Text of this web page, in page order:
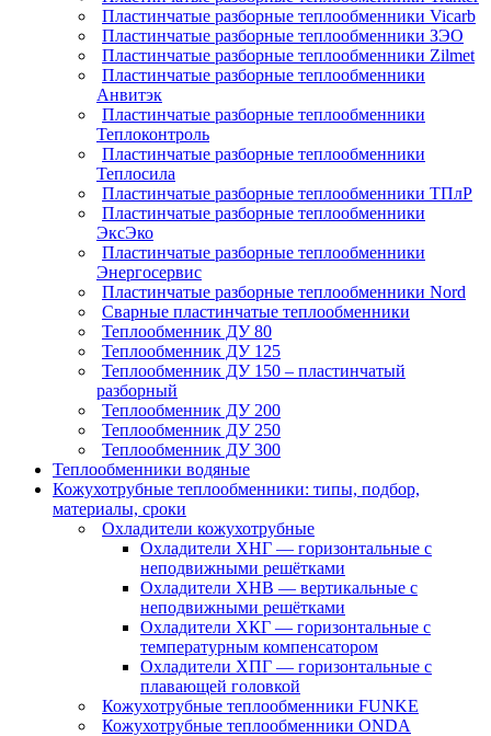
Пластинчатые разборные теплообменники Vicarb
Пластинчатые разборные теплообменники ЗЭО
Пластинчатые разборные теплообменники Zilmet
Пластинчатые разборные теплообменники
Анвитэк
Пластинчатые разборные теплообменники
Теплоконтроль
Пластинчатые разборные теплообменники
Теплосила
Пластинчатые разборные теплообменники ТПлР
Пластинчатые разборные теплообменники
ЭксЭко
Пластинчатые разборные теплообменники
Энергосервис
Пластинчатые разборные теплообменники Nord
Сварные пластинчатые теплообменники
Теплообменник ДУ 80
Теплообменник ДУ 125
Теплообменник ДУ 150 – пластинчатый
разборный
Теплообменник ДУ 200
Теплообменник ДУ 250
Теплообменник ДУ 300
Теплообменники водяные
Кожухотрубные теплообменники: типы, подбор,
материалы, сроки
Охладители кожухотрубные
Охладители ХНГ — горизонтальные с
неподвижными решётками
Охладители ХНВ — вертикальные с
неподвижными решётками
Охладители ХКГ — горизонтальные с
температурным компенсатором
Охладители ХПГ — горизонтальные с
плавающей головкой
Кожухотрубные теплообменники FUNKE
Кожухотрубные теплообменники ONDA